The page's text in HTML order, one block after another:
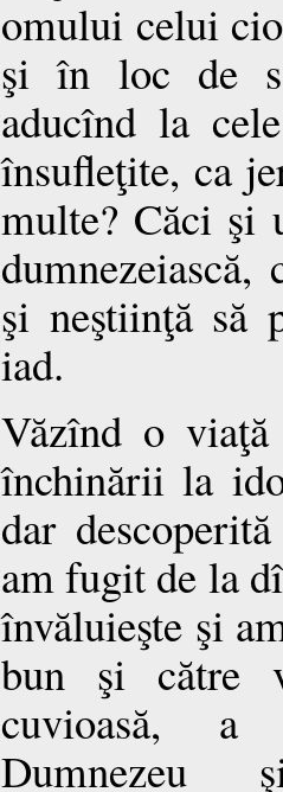
omului celui
şi în loc de
aducînd la
însufleţite, ca
multe? Căci şi
şi neştiinţă să
iad.
Văzînd o viaţă
închinării la
dar
am fugit de la
învăluieşte şi
bun şi către
cuvioasă, a
Dumnezeu